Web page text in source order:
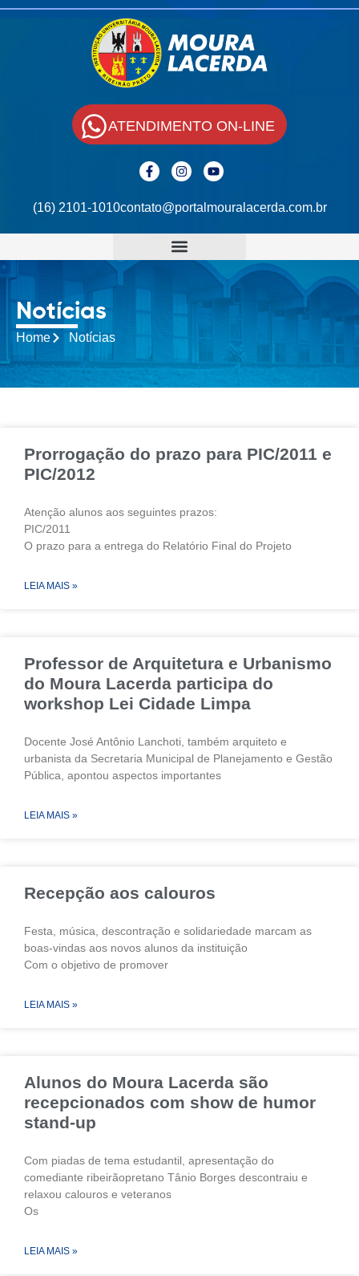
(16) 2101-1010contato@portalmouralacerda.com.br
ATENDIMENTO ON-LINE
Notícias
Home Notícias
Prorrogação do prazo para PIC/2011 e
PIC/2012
Atenção alunos aos seguintes prazos:
PIC/2011
O prazo para a entrega do Relatório Final do Projeto
LEIA MAIS »
Professor de Arquitetura e Urbanismo
do Moura Lacerda participa do
workshop Lei Cidade Limpa
Docente José Antônio Lanchoti, também arquiteto e
urbanista da Secretaria Municipal de Planejamento e Gestão
Pública, apontou aspectos importantes
LEIA MAIS »
Recepção aos calouros
Festa, música, descontração e solidariedade marcam as
boas-vindas aos novos alunos da instituição
Com o objetivo de promover
LEIA MAIS »
Alunos do Moura Lacerda são
recepcionados com show de humor
stand-up
Com piadas de tema estudantil, apresentação do
comediante ribeirãopretano Tânio Borges descontraiu e
relaxou calouros e veteranos
Os
LEIA MAIS »